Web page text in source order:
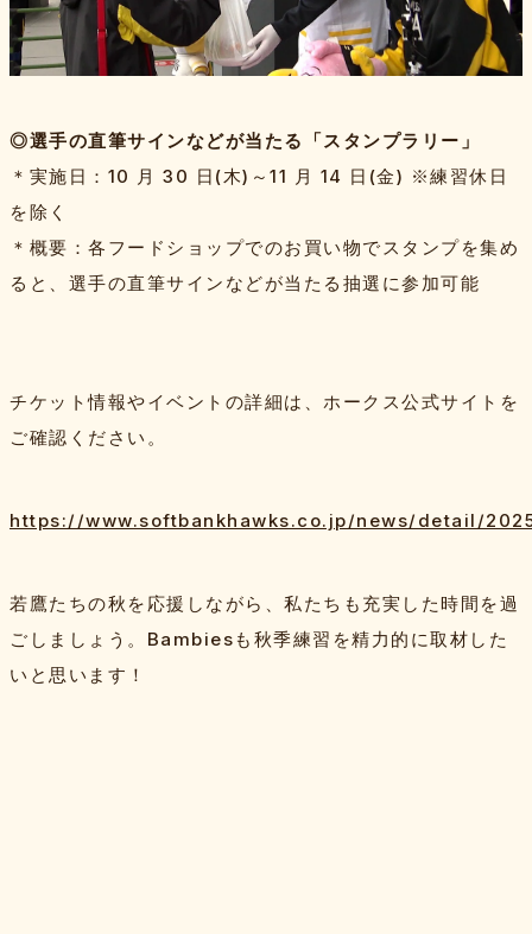
◎選手の直筆サインなどが当たる「スタンプラリー」
＊実施日：10 月 30 日(木)～11 月 14 日(金) ※練習休日
を除く
＊概要：各フードショップでのお買い物でスタンプを集め
ると、選手の直筆サインなどが当たる抽選に参加可能
チケット情報やイベントの詳細は、ホークス公式サイトを
ご確認ください。
https://www.softbankhawks.co.jp/news/detail/
若鷹たちの秋を応援しながら、私たちも充実した時間を過
ごしましょう。Bambiesも秋季練習を精力的に取材した
いと思います！